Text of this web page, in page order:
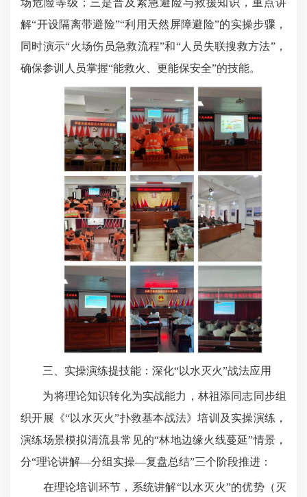
场危险等级；三是普及紧急避险与救援知识，重点讲
解“开设隔离带避险”“利用天然屏障避险”的实操步骤，
同时演示“火场伤员急救流程”和“人员失联搜救方法”，
确保参训人员掌握“能救火、更能保安全”的技能。
三、实操演练提技能：深化“以水灭火”战法应用
为将理论知识转化为实战能力，林祖添同志同步组
织开展《“以水灭火”扑救基本战法》培训及实操演练，
演练场景模拟清流县常见的“林地边缘火线蔓延”情景，
分“理论讲解—分组实操—复盘总结”三个阶段推进：
在理论培训环节，系统讲解“以水灭火”的优势（灭